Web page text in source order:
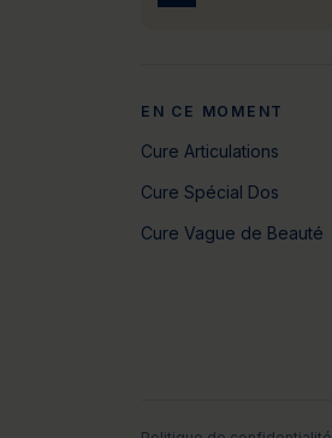
EN CE MOMENT
Cure Articulations
Cure Spécial Dos
Cure Vague de Beauté